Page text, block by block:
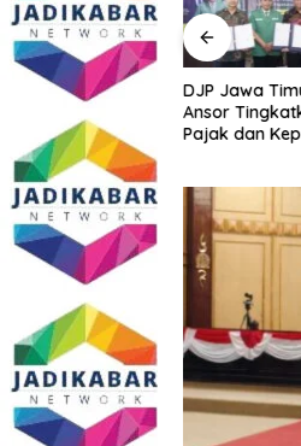
Bakal
Gratis? Ini Hasil
DJP Jawa
Ansor
Pajak dan